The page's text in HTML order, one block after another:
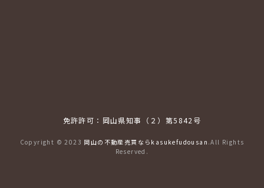
免許許可：岡山県知事（２）第5842号
Copyright © 2023 岡山の不動産売買ならkasukefudousan .All Rights
Reserved.